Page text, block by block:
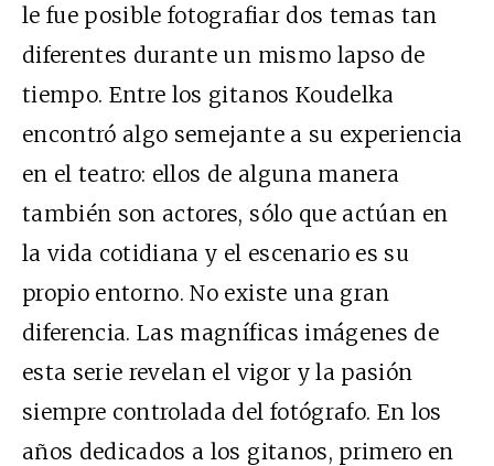
le fue posible fotografiar dos temas tan
diferentes durante un mismo lapso de
tiempo. Entre los gitanos Koudelka
encontró algo semejante a su experiencia
en el teatro: ellos de alguna manera
también son actores, sólo que actúan en
la vida cotidiana y el escenario es su
propio entorno. No existe una gran
diferencia. Las magníficas imágenes de
esta serie revelan el vigor y la pasión
siempre controlada del fotógrafo. En los
años dedicados a los gitanos, primero en